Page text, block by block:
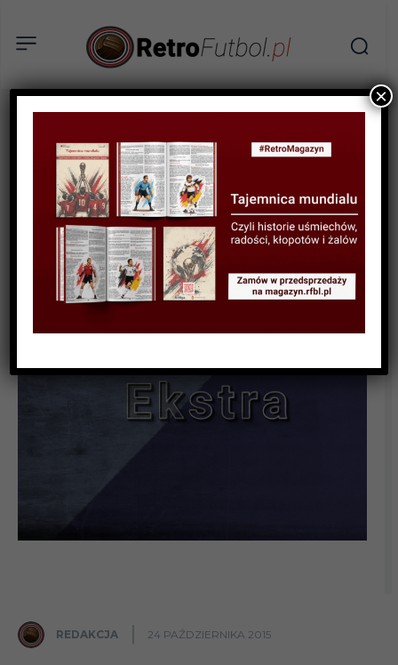
AKTUALNOŚCI
NABÓR: Redaktor Retro
Futbol
REDAKCJA 24 PAŹDZIERNIKA 2015
×